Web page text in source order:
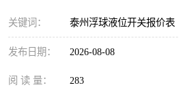
关键词： 泰州浮球液位开关报价表
发布日期： 2026-08-08
阅 读 量： 283